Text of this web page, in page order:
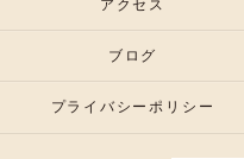
アクセス
ブログ
プライバシーポリシー